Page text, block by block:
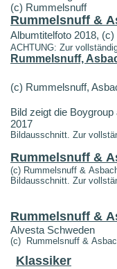
(c) Rummelsnuff
Rummelsnuff &
Albumtitelfoto 2018,
ACHTUNG: Zur
Rummelsnuff,
(c) Rummelsnuff,
Bild zeigt die
2017
Bildausschnitt. Zur
Rummelsnuff &
(c) Rummelsnuff &
Bildausschnitt. Zur
Rummelsnuff &
Alvesta Schweden
(c) Rummelsnuff &
Klassiker